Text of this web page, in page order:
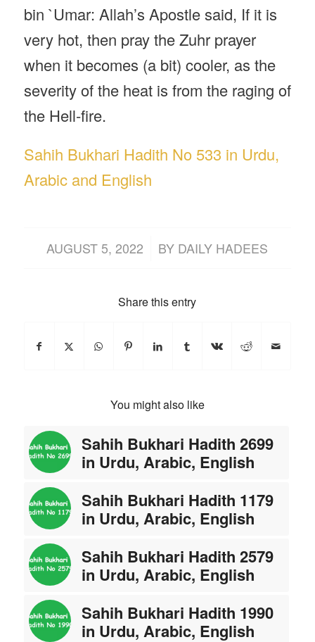
bin `Umar: Allah’s Apostle said, If it is
very hot, then pray the Zuhr prayer
when it becomes (a bit) cooler, as the
severity of the heat is from the raging of
the Hell-fire.
Sahih Bukhari Hadith No 533 in Urdu,
Arabic and English
AUGUST 5, 2022
/ BY DAILY HADEES
Share this entry
You might also like
Sahih Bukhari Hadith 2699
in Urdu, Arabic, English
Sahih Bukhari Hadith 1179
in Urdu, Arabic, English
Sahih Bukhari Hadith 2579
in Urdu, Arabic, English
Sahih Bukhari Hadith 1990
in Urdu, Arabic, English